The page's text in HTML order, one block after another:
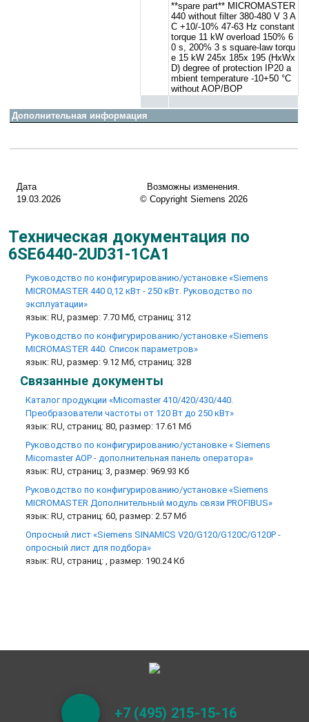
**spare part** MICROMASTER
440 without filter 380-480 V 3 A
C +10/-10% 47-63 Hz constant
torque 11 kW overload 150% 6
0 s, 200% 3 s square-law torqu
e 15 kW 245x 185x 195 (HxWx
D) degree of protection IP20 a
mbient temperature -10+50 °C
without AOP/BOP
Дополнительная информация
Дата
19.03.2026
Возможны изменения.
© Copyright Siemens 2026
Техническая документация по
6SE6440-2UD31-1CA1
Руководство по конфигурированию/установке «Siemens
MICROMASTER 440 0,12 кВт - 250 кВт. Руководство по
эксплуатации»
язык: RU, размер: 7.70 Мб, страниц: 312
Руководство по конфигурированию/установке «Siemens
MICROMASTER 440. Список параметров»
язык: RU, размер: 9.12 Мб, страниц: 328
Связанные документы
Каталог продукции «Micomaster 410/420/430/440.
Преобразователи частоты от 120 Вт до 250 кВт»
язык: RU, страниц: 80, размер: 17.61 Мб
Руководство по конфигурированию/установке « Siemens
Micomaster AOP - дополнительная панель оператора»
язык: RU, страниц: 3, размер: 969.93 Кб
Руководство по конфигурированию/установке «Siemens
MICROMASTER Дополнительный модуль связи PROFIBUS»
язык: RU, страниц: 60, размер: 2.57 Мб
Опросный лист «Siemens SINAMICS V20/G120/G120C/G120P -
опросный лист для подбора»
язык: RU, страниц: , размер: 190.24 Кб
+7 (495) 215-15-16